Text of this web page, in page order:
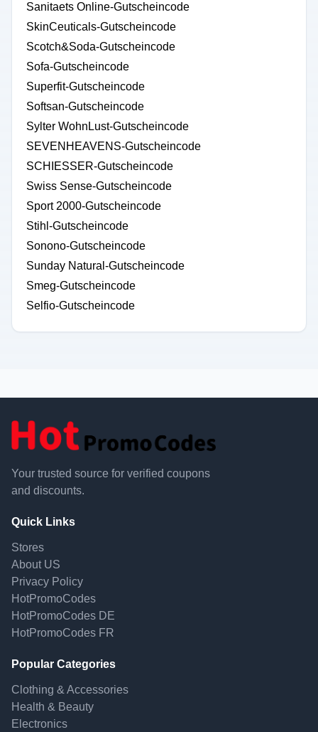
Sanitaets Online-Gutscheincode
SkinCeuticals-Gutscheincode
Scotch&Soda-Gutscheincode
Sofa-Gutscheincode
Superfit-Gutscheincode
Softsan-Gutscheincode
Sylter WohnLust-Gutscheincode
SEVENHEAVENS-Gutscheincode
SCHIESSER-Gutscheincode
Swiss Sense-Gutscheincode
Sport 2000-Gutscheincode
Stihl-Gutscheincode
Sonono-Gutscheincode
Sunday Natural-Gutscheincode
Smeg-Gutscheincode
Selfio-Gutscheincode
Your trusted source for verified coupons
and discounts.
Quick Links
Stores
About US
Privacy Policy
HotPromoCodes
HotPromoCodes DE
HotPromoCodes FR
Popular Categories
Clothing & Accessories
Health & Beauty
Electronics